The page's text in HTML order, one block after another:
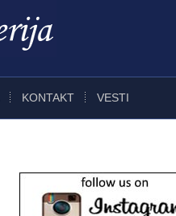
KONTAKT VESTI